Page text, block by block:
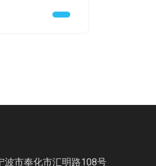
波市奉化市汇明路108号